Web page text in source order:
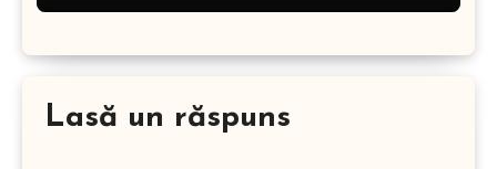
Lasă un răspuns